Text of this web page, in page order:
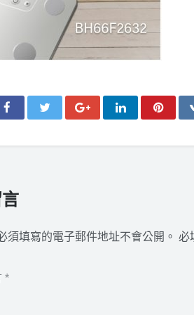
須填寫的電子郵件地址不會公開。 必
*